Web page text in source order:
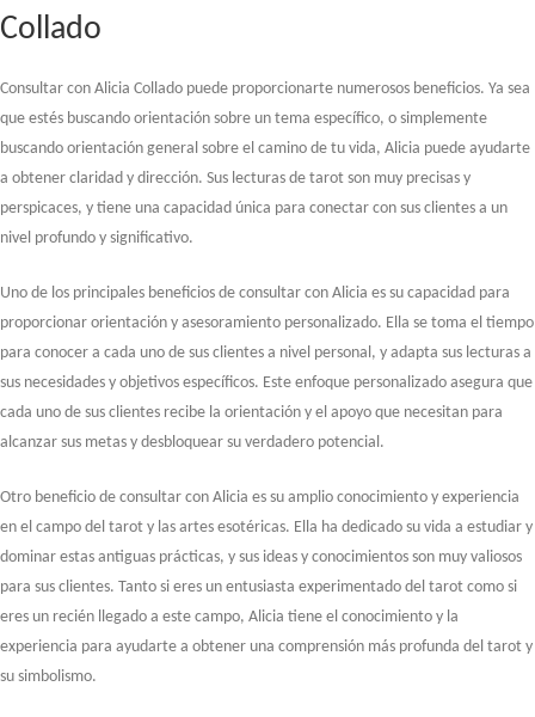
Collado
Consultar con Alicia Collado puede proporcionarte numerosos beneficios. Ya sea
que estés buscando orientación sobre un tema específico, o simplemente
buscando orientación general sobre el camino de tu vida, Alicia puede ayudarte
a obtener claridad y dirección. Sus lecturas de tarot son muy precisas y
perspicaces, y tiene una capacidad única para conectar con sus clientes a un
nivel profundo y significativo.
Uno de los principales beneficios de consultar con Alicia es su capacidad para
proporcionar orientación y asesoramiento personalizado. Ella se toma el tiempo
para conocer a cada uno de sus clientes a nivel personal, y adapta sus lecturas a
sus necesidades y objetivos específicos. Este enfoque personalizado asegura que
cada uno de sus clientes recibe la orientación y el apoyo que necesitan para
alcanzar sus metas y desbloquear su verdadero potencial.
Otro beneficio de consultar con Alicia es su amplio conocimiento y experiencia
en el campo del tarot y las artes esotéricas. Ella ha dedicado su vida a estudiar y
dominar estas antiguas prácticas, y sus ideas y conocimientos son muy valiosos
para sus clientes. Tanto si eres un entusiasta experimentado del tarot como si
eres un recién llegado a este campo, Alicia tiene el conocimiento y la
experiencia para ayudarte a obtener una comprensión más profunda del tarot y
su simbolismo.